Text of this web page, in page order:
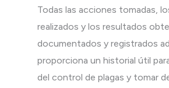
Todas las acciones tomadas,
realizados y los resultados
documentados y registrados
proporciona un historial útil
del control de plagas y tomar